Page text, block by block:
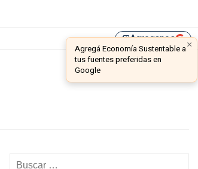
library_addAgreganos ×
Agregá Economía Sustentable a
tus fuentes preferidas en
Google